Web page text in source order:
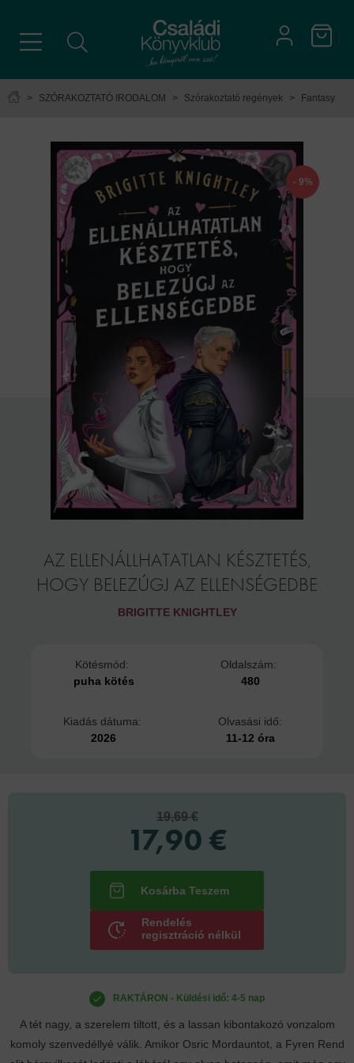
> SZÓRAKOZTATÓ IRODALOM > Szórakoztató regények > Fantasy
- 9%
AZ ELLENÁLLHATATLAN KÉSZTETÉS,
HOGY BELEZÚGJ AZ ELLENSÉGEDBE
BRIGITTE KNIGHTLEY
Kötésmód:
puha kötés
Oldalszám:
480
Kiadás dátuma:
2026
Olvasási idő:
11-12 óra
A tét nagy, a szerelem tiltott, és a lassan kibontakozó vonzalom
komoly szenvedéllyé válik. Amikor Osric Mordauntot, a Fyren Rend
RAKTÁRON - Küldési idő: 4-5 nap
19,69 €
17,90 €
Rendelés
regisztráció nélkül